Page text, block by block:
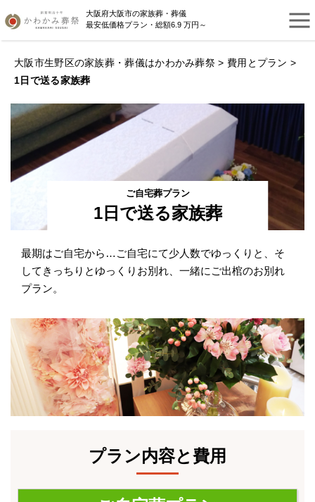
大阪府大阪市の家族葬・葬儀
最安低価格プラン・総額6.9 万円～
大阪市生野区の家族葬・葬儀はかわかみ葬祭 > 費用とプラン >
1日で送る家族葬
ご自宅葬プラン
1日で送る家族葬
最期はご自宅から…ご自宅にて少人数でゆっくりと、そ
してきっちりとゆっくりお別れ、一緒にご出棺のお別れ
プラン。
プラン内容と費用